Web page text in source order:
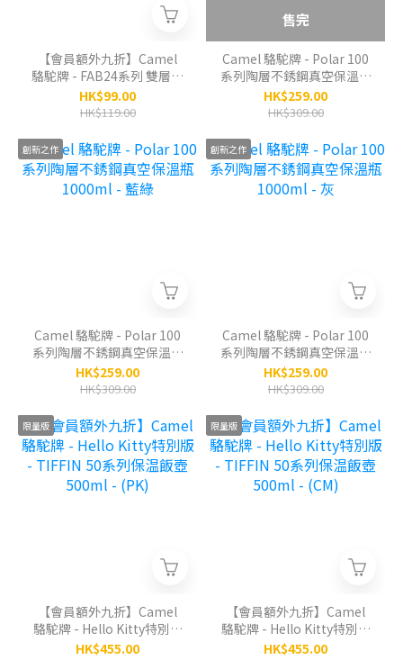
【會員額外九折】Camel
駱駝牌 - FAB24系列 雙層不
銹鋼杯 240ml - 原鋼(SS)
HK$99.00
HK$119.00
售完
Camel 駱駝牌 - Polar 100
系列陶層不銹鋼真空保溫瓶
1000ml - 白
HK$259.00
HK$309.00
創新之作
Camel 駱駝牌 - Polar 100
系列陶層不銹鋼真空保溫瓶
1000ml - 藍綠
HK$259.00
HK$309.00
創新之作
Camel 駱駝牌 - Polar 100
系列陶層不銹鋼真空保溫瓶
1000ml - 灰
HK$259.00
HK$309.00
限量版
【會員額外九折】Camel
駱駝牌 - Hello Kitty特別版
- TIFFIN 50系列保温飯壺
HK$455.00
限量版
【會員額外九折】Camel
駱駝牌 - Hello Kitty特別版
- TIFFIN 50系列保温飯壺
HK$455.00